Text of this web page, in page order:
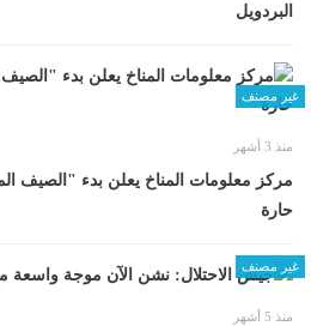
البردويل
غير مصنف
منذ 3 أشهر
مركز معلومات المناخ يعلن بدء "الصيف
حارة
غير مصنف
منذ 5 أشهر